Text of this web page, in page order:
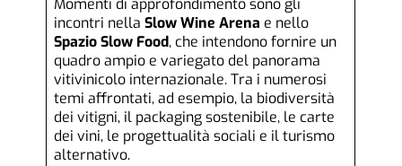
Momenti di approfondimento sono gli
incontri nellaSlow Wine Arena e nello
Spazio Slow Food, che intendono fornire un
quadro ampio e variegato del panorama
vitivinicolo internazionale. Tra i numerosi
temi affrontati, ad esempio, la biodiversità
dei vitigni, il packaging sostenibile, le carte
dei vini, le progettualità sociali e il turismo
alternativo.